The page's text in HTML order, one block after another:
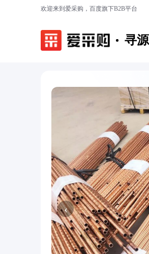
欢迎来到爱采购，百度旗下B2B平台
寻
‹